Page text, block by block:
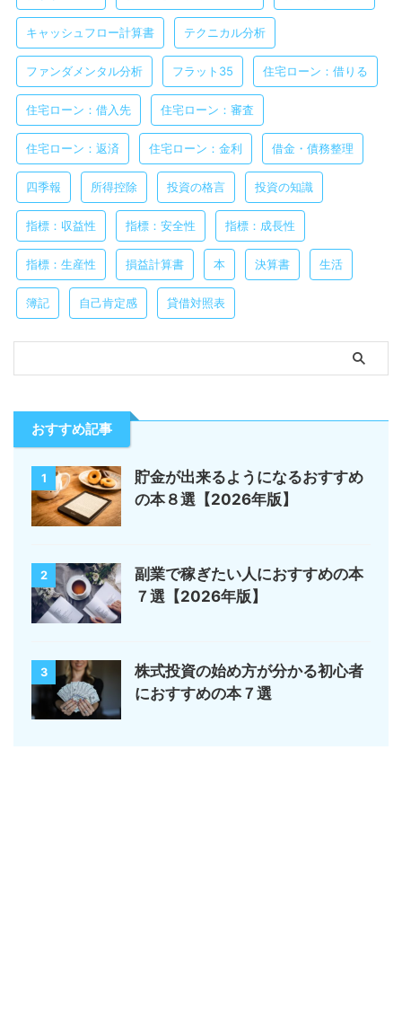
キャッシュフロー計算書 テクニカル分析
ファンダメンタル分析 フラット35 住宅ローン：借りる
住宅ローン：借入先 住宅ローン：審査
住宅ローン：返済 住宅ローン：金利 借金・債務整理
四季報 所得控除 投資の格言 投資の知識
指標：収益性 指標：安全性 指標：成長性
指標：生産性 損益計算書 本 決算書 生活
簿記 自己肯定感 貸借対照表
おすすめ記事
1
貯金が出来るようになるおすすめ
の本８選【2026年版】
2
副業で稼ぎたい人におすすめの本
７選【2026年版】
3
株式投資の始め方が分かる初心者
におすすめの本７選